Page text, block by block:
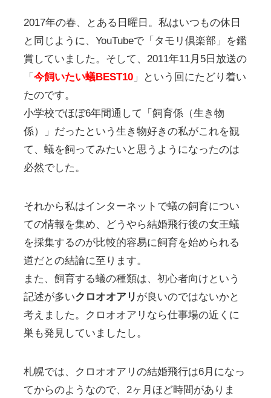
2017年の春、とある日曜日。私はいつもの休日
と同じように、YouTubeで「タモリ倶楽部」を鑑
賞していました。そして、2011年11月5日放送の
「 今飼いたい蟻BEST10」という回にたどり着い
たのです。
小学校でほぼ6年間通して「飼育係（生き物
係）」だったという生き物好きの私がこれを観
て、蟻を飼ってみたいと思うようになったのは
必然でした。
それから私はインターネットで蟻の飼育につい
ての情報を集め、どうやら結婚飛行後の女王蟻
を採集するのが比較的容易に飼育を始められる
道だとの結論に至ります。
また、飼育する蟻の種類は、初心者向けという
記述が多いクロオオアリ が良いのではないかと
考えました。クロオオアリなら仕事場の近くに
巣も発見していましたし。
札幌では、クロオオアリの結婚飛行は6月になっ
てからのようなので、2ヶ月ほど時間がありま